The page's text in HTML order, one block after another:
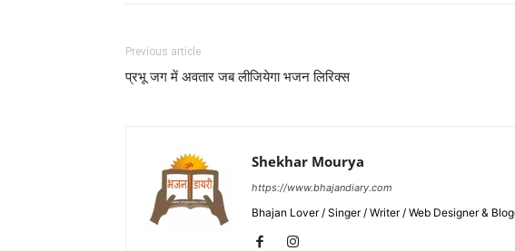
Previous article
प्रभू जग में अवतार जब लीजियेगा भजन लिरिक्स
Shekhar Mourya
https://www.bhajandiary.com
Bhajan Lover / Singer / Writer / Web Designer &